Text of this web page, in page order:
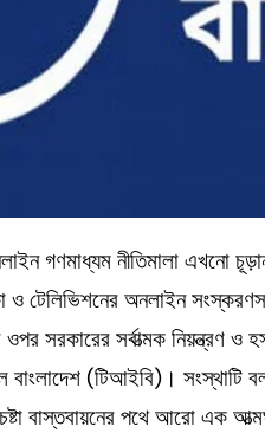
ও টেলিভিশনের অনলাইন
ওপর সরকারের সর্বাত্মক নিয়ন্ত্রণ
বাংলাদেশ (টিআইবি)।
বাস্তবায়নের পথে আরো এক